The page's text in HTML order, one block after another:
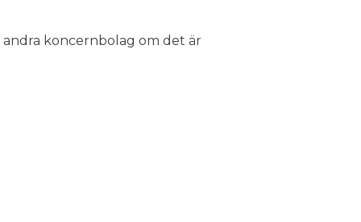
koncernbolag om det är